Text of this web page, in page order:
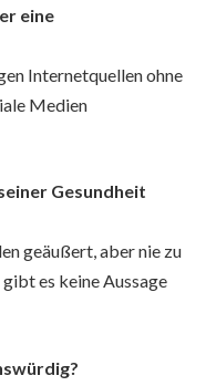
eine
Internetquellen ohne
Medien
Gesundheit
geäußert, aber nie zu
es keine Aussage